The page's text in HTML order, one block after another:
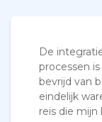
De
processen
bevrijd van
eindelijk
reis die mijn